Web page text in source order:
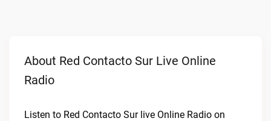
About Red Contacto Sur Live Online
Radio
Listen to Red Contacto Sur live Online Radio on